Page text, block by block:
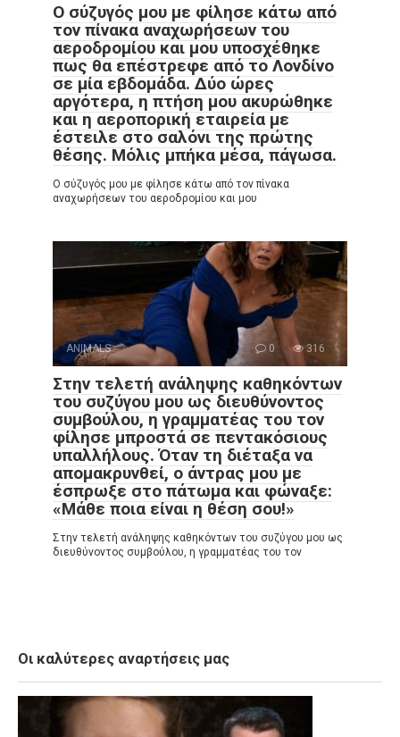
Ο σύζυγός μου με φίλησε κάτω από
τον πίνακα αναχωρήσεων του
αεροδρομίου και μου υποσχέθηκε
πως θα επέστρεφε από το Λονδίνο
σε μία εβδομάδα. Δύο ώρες
αργότερα, η πτήση μου ακυρώθηκε
και η αεροπορική εταιρεία με
έστειλε στο σαλόνι της πρώτης
θέσης. Μόλις μπήκα μέσα, πάγωσα.
Ο σύζυγός μου με φίλησε κάτω από τον πίνακα
αναχωρήσεων του αεροδρομίου και μου
ANIMALS 0 316
Στην τελετή ανάληψης καθηκόντων
του συζύγου μου ως διευθύνοντος
συμβούλου, η γραμματέας του τον
φίλησε μπροστά σε πεντακόσιους
υπαλλήλους. Όταν τη διέταξα να
απομακρυνθεί, ο άντρας μου με
έσπρωξε στο πάτωμα και φώναξε:
«Μάθε ποια είναι η θέση σου!»
Στην τελετή ανάληψης καθηκόντων του συζύγου μου ως
διευθύνοντος συμβούλου, η γραμματέας του τον
Οι καλύτερες αναρτήσεις μας